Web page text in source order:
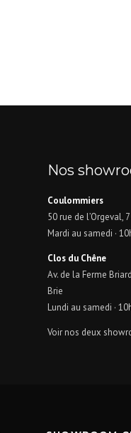
Nos
Coulommiers
50 rue de l’Orgeval,
Mardi au samedi ·
Clos du Chêne
Av. de la Ferme
Brie
Lundi au samedi ·
Voir nos deux